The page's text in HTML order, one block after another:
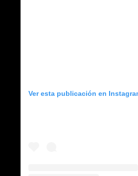
Ver esta publicación en